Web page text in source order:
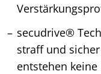
secudrive®
straff und
entstehen